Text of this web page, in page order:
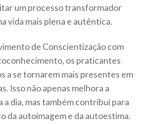
um processo transformador
vida mais plena e autêntica.
de Conscientização com
os praticantes
a se tornarem mais presentes em
Isso não apenas melhora a
a dia, mas também contribui para
da autoimagem e da autoestima.